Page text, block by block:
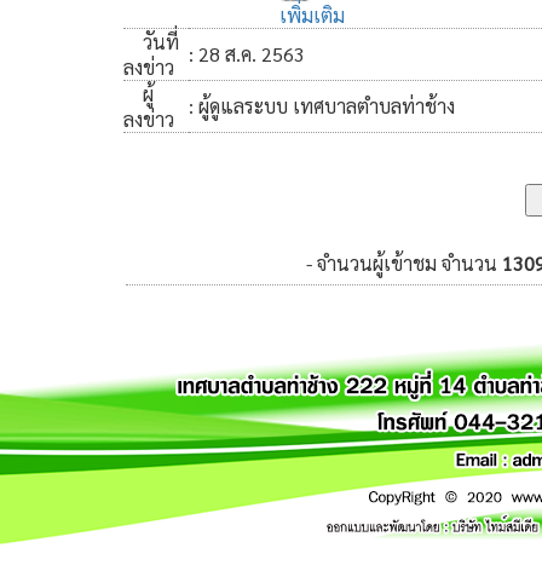
เพิ่มเติม
วันที่
ลงข่าว
: 28 ส.ค. 2563
ผู้
ลงข่าว
: ผู้ดูแลระบบ เทศบาลตำบลท่าช้าง
- จำนวนผู้เข้าชม จำนวน